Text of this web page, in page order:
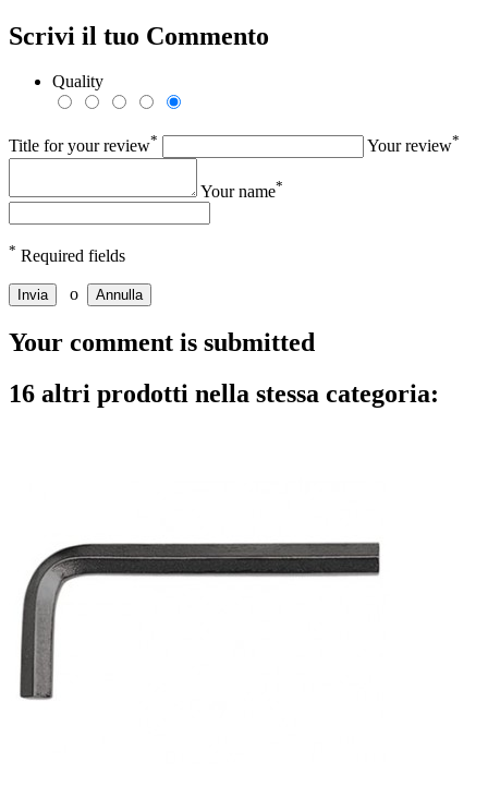
Scrivi il tuo Commento
Quality
Title for your review* Your review*
Your name*
* Required fields
Invia o Annulla
Your comment is submitted
16 altri prodotti nella stessa categoria: